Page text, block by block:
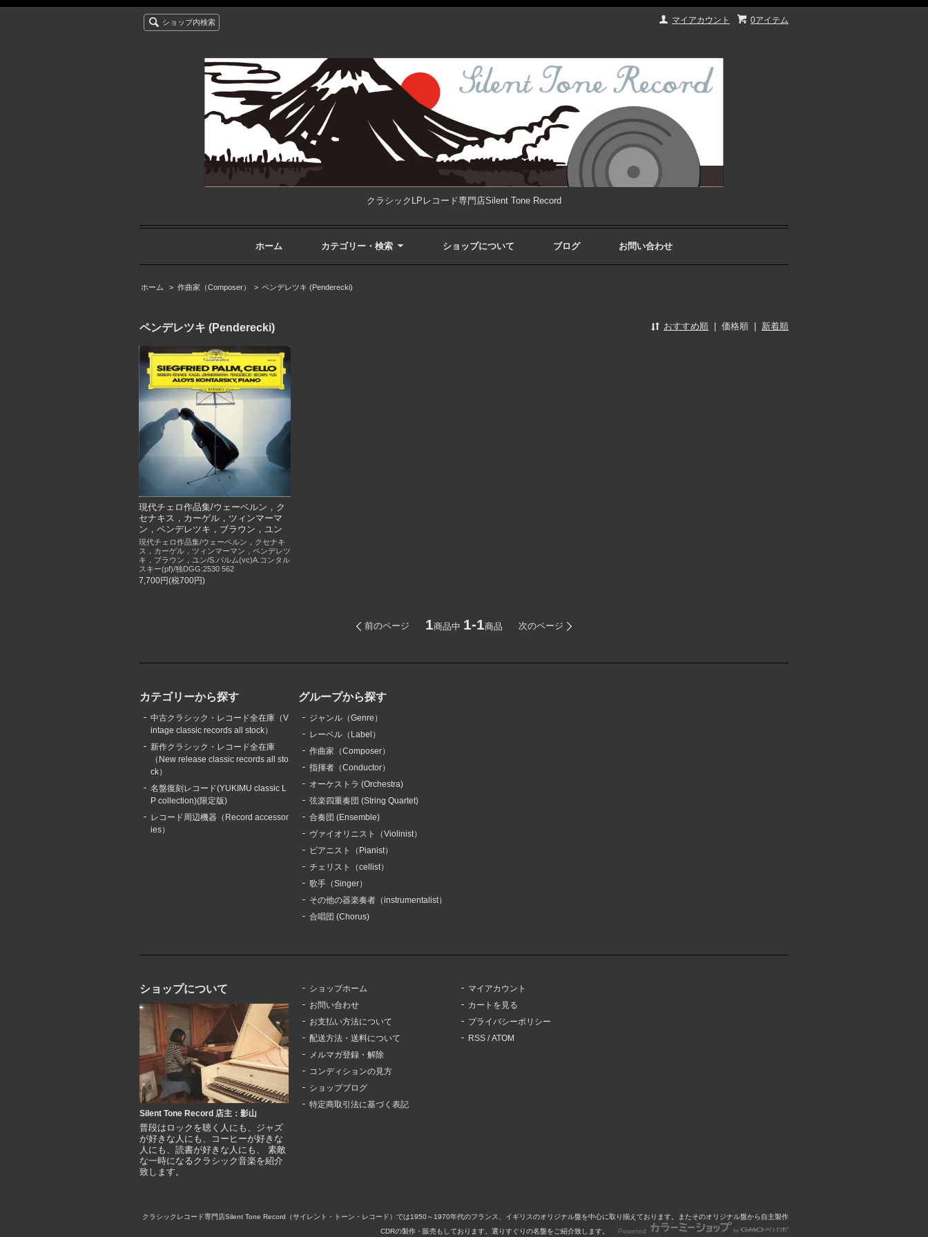
0アイテム
マイアカウント
ショップ内検索
クラシックLPレコード専門店Silent Tone Record
ホーム カテゴリー・検索 ショップについて ブログ お問い合わせ
ホーム > 作曲家（Composer） > ペンデレツキ (Penderecki)
ペンデレツキ (Penderecki) おすすめ順 価格順 新着順
現代チェロ作品集/ウェーベルン，ク
セナキス，カーゲル，ツィンマーマ
ン，ペンデレツキ，ブラウン，ユン
現代チェロ作品集/ウェーベルン，クセナキ
ス，カーゲル，ツィンマーマン，ペンデレツ
キ，ブラウン，ユン/S.パルム(vc)A.コンタル
スキー(pf)/独DGG:2530 562
7,700円(税700円)
前のページ 1商品中 1-1商品 次のページ
カテゴリーから探す
中古クラシック・レコード全在庫（V
intage classic records all stock）
新作クラシック・レコード全在庫
（New release classic records all sto
ck）
名盤復刻レコード(YUKIMU classic L
P collection)(限定版)
レコード周辺機器（Record accessor
ies）
グループから探す
ジャンル（Genre）
レーベル（Label）
作曲家（Composer）
指揮者（Conductor）
オーケストラ (Orchestra)
弦楽四重奏団 (String Quartet)
合奏団 (Ensemble)
ヴァイオリニスト（Violinist）
ピアニスト（Pianist）
チェリスト（cellist）
歌手（Singer）
その他の器楽奏者（instrumentalist）
合唱団 (Chorus)
ショップについて
Silent Tone Record 店主：影山
普段はロックを聴く人にも、ジャズ
が好きな人にも、コーヒーが好きな
人にも、読書が好きな人にも、 素敵
な一時になるクラシック音楽を紹介
致します。
ショップホーム
お問い合わせ
お支払い方法について
配送方法・送料について
メルマガ登録・解除
コンディションの見方
ショップブログ
特定商取引法に基づく表記
マイアカウント
カートを見る
プライバシーポリシー
RSS /ATOM
クラシックレコード専門店Silent Tone Record（サイレント・トーン・レコード）では1950～1970年代のフランス、イギリスのオリジナル盤を中心に取り揃えております。またそのオリジナル盤から自主製作
CDRの製作・販売もしております。選りすぐりの名盤をご紹介致します。
Powered